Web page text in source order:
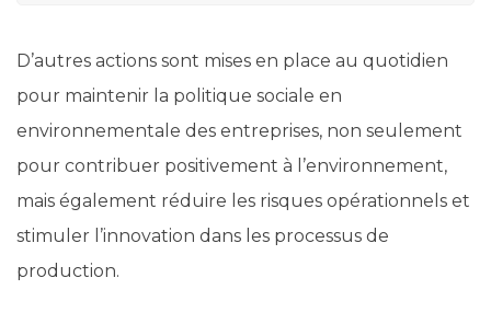
D’autres actions sont mises en place au quotidien
pour maintenir la politique sociale en
environnementale des entreprises, non seulement
pour contribuer positivement à l’environnement,
mais également réduire les risques opérationnels et
stimuler l’innovation dans les processus de
production.